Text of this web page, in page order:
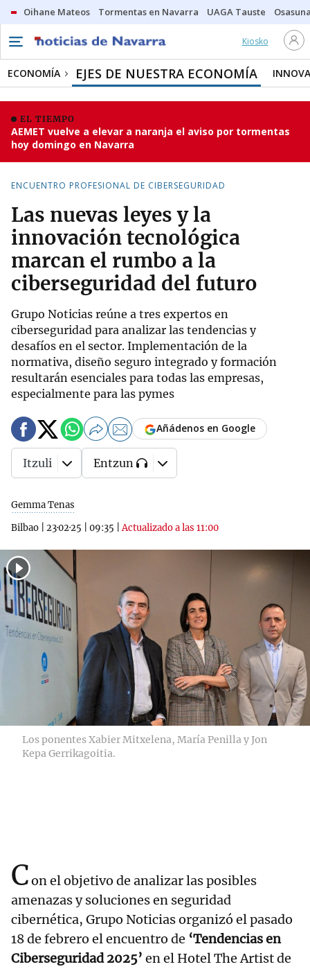
Oihane Mateos Tormentas en Navarra UAGA Tauste
Kiosko
ECONOMÍA EJES DE NUESTRA ECONOMÍA
EL TIEMPO
AEMET vuelve a elevar a naranja el aviso por tormentas
hoy domingo en Navarra
ENCUENTRO PROFESIONAL DE CIBERSEGURIDAD
Las nuevas leyes y la
innovación tecnológica
marcan el rumbo a la
ciberseguridad del futuro
Grupo Noticias reúne a tres expertos en
ciberseguridad para analizar las tendencias y
desafíos en el sector. Implementación de la
normativa, diseño seguro integrado y formación
resultarán esenciales para todas las empresas,
especialmente para las pymes
Gemma Tenas
Bilbao
23·02·25 09:35 |Actualizado a las 11:00
Añádenos en Google
Itzuli Entzun
Los ponentes Xabier Mitxelena, María Penilla y Jon
Kepa Gerrikagoitia.
Con el objetivo de analizar las posibles
amenazas y soluciones en seguridad
cibernética, Grupo Noticias organizó el pasado
18 de febrero el encuentro de ‘Tendencias en
Ciberseguridad 2025’ en el Hotel The Artist de